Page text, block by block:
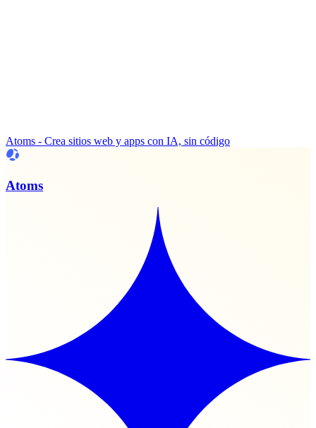
Atoms - Crea sitios web y apps con IA, sin código
Atoms